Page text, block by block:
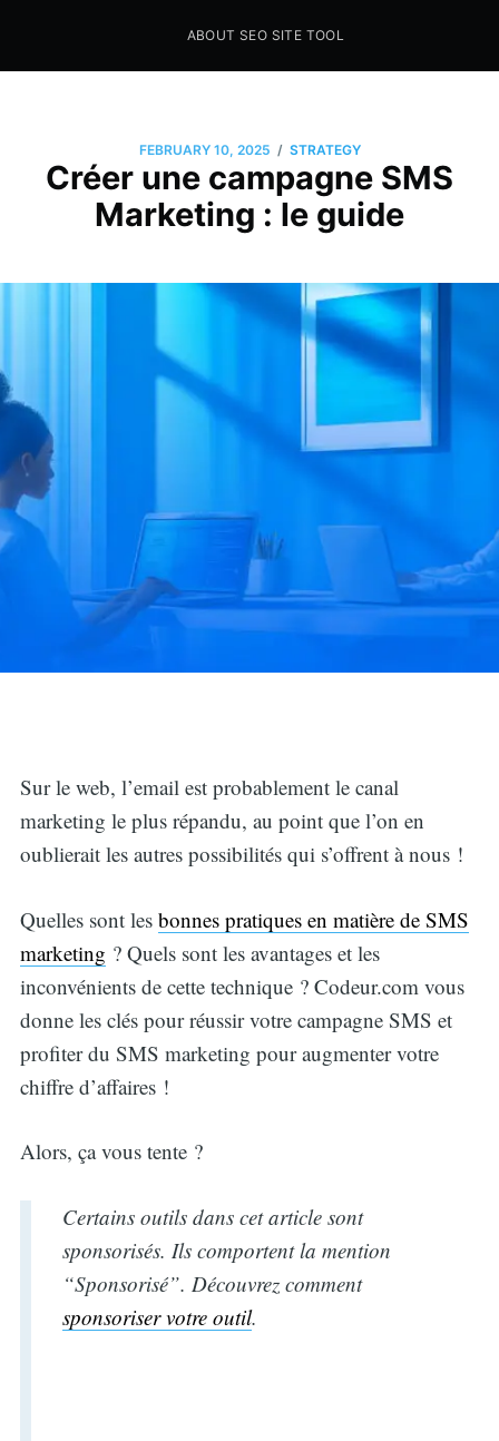
Seo Sites Tool
ABOUT SEO SITE TOOL
FEBRUARY 10, 2025 / STRATEGY
Créer une campagne SMS
Marketing : le guide
Sur le web, l’email est probablement le canal
marketing le plus répandu, au point que l’on en
oublierait les autres possibilités qui s’offrent à nous !
Quelles sont les bonnes pratiques en matière de SMS
marketing ? Quels sont les avantages et les
inconvénients de cette technique ? Codeur.com vous
donne les clés pour réussir votre campagne SMS et
profiter du SMS marketing pour augmenter votre
chiffre d’affaires !
Alors, ça vous tente ?
Certains outils dans cet article sont
sponsorisés. Ils comportent la mention
“Sponsorisé”. Découvrez comment
sponsoriser votre outil.